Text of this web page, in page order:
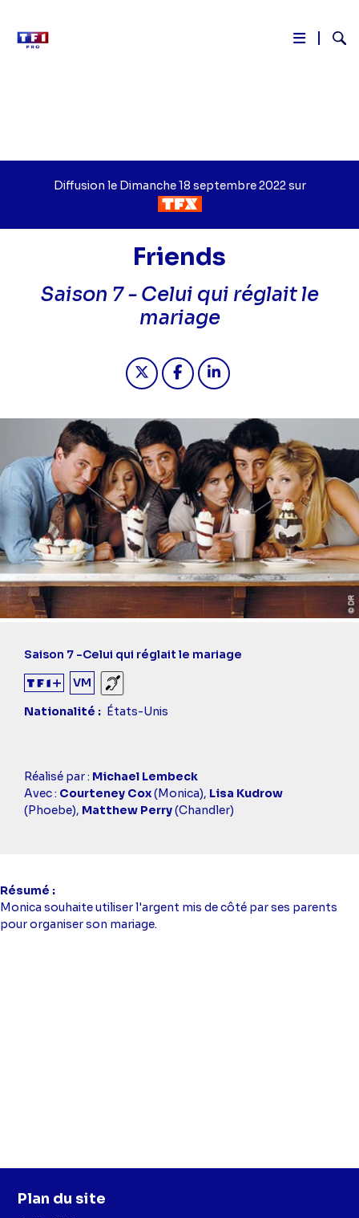
Diffusion le Jour
Dimanche 18 septembre 2022sur
Chaîne
Friends
Saison 7 -Celui qui réglait le
mariage
Partager "2022-09-18 13:05 -
Partager "2022-09-18 13:05
Saison 7 -Celui qui réglait le mariage
VM
Sourds et malentendants
Nationalité
États-Unis
Casting
simba
Réalisé par : Michael Lembeck
Avec : Courteney Cox(Monica), Lisa Kudrow
(Phoebe), Matthew Perry(Chandler)
Résumé
Monica souhaite utiliser l'argent mis de côté par ses parents
pour organiser son mariage.
Plan du site